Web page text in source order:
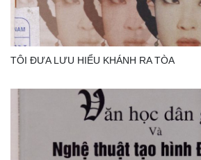
TÔI ĐƯA LƯU HIỂU KHÁNH RA TÒA